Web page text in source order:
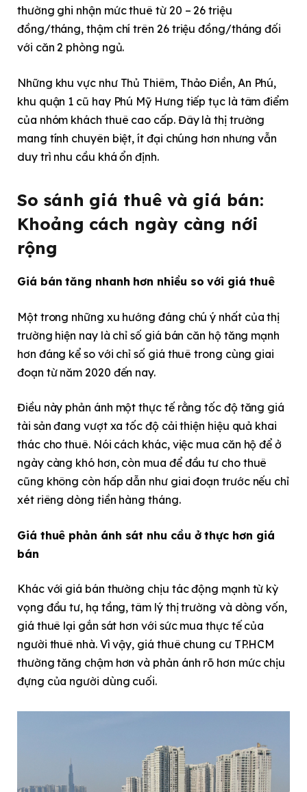
thường ghi nhận mức thuê từ 20 – 26 triệu
đồng/tháng, thậm chí trên 26 triệu đồng/tháng đối
với căn 2 phòng ngủ.
Những khu vực như Thủ Thiêm, Thảo Điền, An Phú,
khu quận 1 cũ hay Phú Mỹ Hưng tiếp tục là tâm điểm
của nhóm khách thuê cao cấp. Đây là thị trường
mang tính chuyên biệt, ít đại chúng hơn nhưng vẫn
duy trì nhu cầu khá ổn định.
So sánh giá thuê và giá bán:
Khoảng cách ngày càng nới
rộng
Giá bán tăng nhanh hơn nhiều so với giá thuê
Một trong những xu hướng đáng chú ý nhất của thị
trường hiện nay là chỉ số giá bán căn hộ tăng mạnh
hơn đáng kể so với chỉ số giá thuê trong cùng giai
đoạn từ năm 2020 đến nay.
Điều này phản ánh một thực tế rằng tốc độ tăng giá
tài sản đang vượt xa tốc độ cải thiện hiệu quả khai
thác cho thuê. Nói cách khác, việc mua căn hộ để ở
ngày càng khó hơn, còn mua để đầu tư cho thuê
cũng không còn hấp dẫn như giai đoạn trước nếu chỉ
xét riêng dòng tiền hàng tháng.
Giá thuê phản ánh sát nhu cầu ở thực hơn giá
bán
Khác với giá bán thường chịu tác động mạnh từ kỳ
vọng đầu tư, hạ tầng, tâm lý thị trường và dòng vốn,
giá thuê lại gắn sát hơn với sức mua thực tế của
người thuê nhà. Vì vậy, giá thuê chung cư TP.HCM
thường tăng chậm hơn và phản ánh rõ hơn mức chịu
đựng của người dùng cuối.